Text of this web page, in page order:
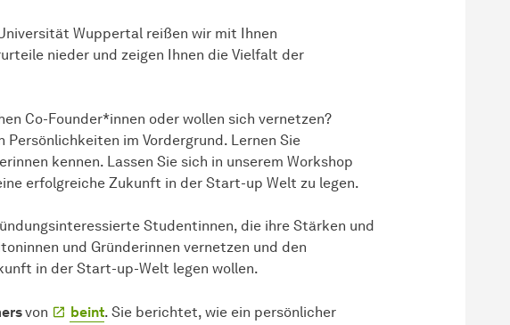
Wuppertal reißen wir mit Ihnen
nieder und zeigen Ihnen die Vielfalt der
Co-Founder*innen oder wollen sich vernetzen?
Persönlichkeiten im Vordergrund. Lernen Sie
kennen. Lassen Sie sich in unserem Workshop
erfolgreiche Zukunft in der Start-up Welt zu legen.
Studentinnen, die ihre Stärken und
und Gründerinnen vernetzen und den
in der Start-up-Welt legen wollen.
von beint. Sie berichtet, wie ein persönlicher